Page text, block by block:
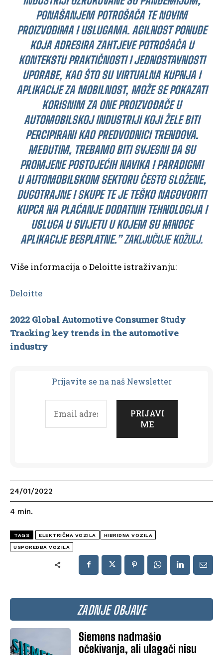
ZADNJE OBJAVE
Siemens nadmašio
očekivanja, ali ulagači nisu
PONAŠANJEM POTROŠAČA TE NOVIM
PROIZVODIMA I USLUGAMA. AGILNOST PONUDE
KOJA ADRESIRA ZAHTJEVE POTROŠAČA U
KONTEKSTU PRAKTIČNOSTI I JEDNOSTAVNOSTI
UPORABE, KAO ŠTO SU VIRTUALNA KUPNJA I
APLIKACIJE ZA MOBILNOST, MOŽE SE POKAZATI
KORISNIM ZA ONE PROIZVOĐAČE U
AUTOMOBILSKOJ INDUSTRIJI KOJI ŽELE BITI
PERCIPIRANI KAO PREDVODNICI TRENDOVA.
MEĐUTIM, TREBAMO BITI SVJESNI DA SU
PROMJENE POSTOJEĆIH NAVIKA I PARADIGMI
U AUTOMOBILSKOM SEKTORU ČESTO SLOŽENE,
DUGOTRAJNE I SKUPE TE JE TEŠKO NAGOVORITI
KUPCA NA PLAĆANJE DODATNIH TEHNOLOGIJA I
USLUGA U SVIJETU U KOJEM SU MNOGE
APLIKACIJE BESPLATNE.”ZAKLJUČUJE KOŽULJ.
Više informacija o Deloitte istraživanju:
Deloitte
2022 Global Automotive Consumer Study
Tracking key trends in the automotive
industry
Prijavite se na naš Newsletter
24/01/2022
4 min.
TAGS ELEKTRIČNA VOZILA HIBRIDNA VOZILA
USPOREDBA VOZILA